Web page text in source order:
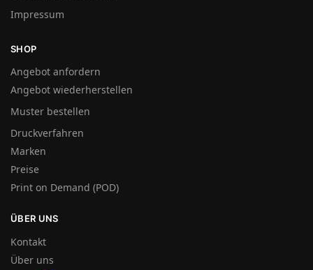
Impressum
SHOP
Angebot anfordern
Angebot wiederherstellen
Muster bestellen
Druckverfahren
Marken
Preise
Print on Demand (POD)
ÜBER UNS
Kontakt
Über uns